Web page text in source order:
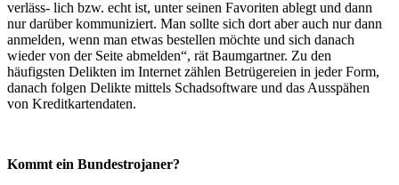
verläss- lich bzw. echt ist, unter seinen Favoriten ablegt und dann
nur darüber kommuniziert. Man sollte sich dort aber auch nur dann
anmelden, wenn man etwas bestellen möchte und sich danach
wieder von der Seite abmelden“, rät Baumgartner. Zu den
häufigsten Delikten im Internet zählen Betrügereien in jeder Form,
danach folgen Delikte mittels Schadsoftware und das Ausspähen
von Kreditkartendaten.
Kommt ein Bundestrojaner?